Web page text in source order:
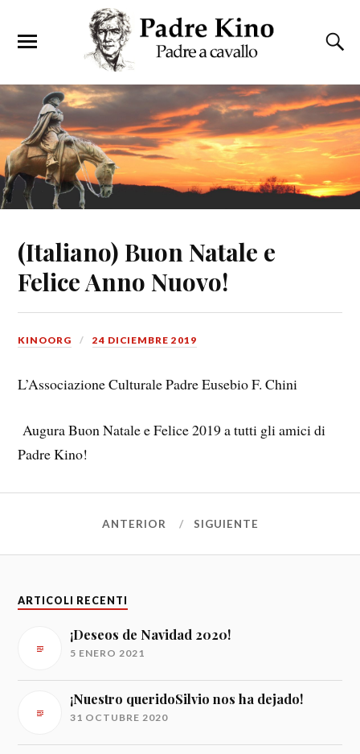
(Italiano) Buon Natale e
Felice Anno Nuovo!
KINOORG 24 DICIEMBRE 2019
L’Associazione Culturale Padre Eusebio F. Chini
Augura Buon Natale e Felice 2019 a tutti gli amici di
Padre Kino!
ANTERIOR SIGUIENTE
ARTICOLI RECENTI
¡Deseos de Navidad 2020!
5 ENERO 2021
¡Nuestro queridoSilvio nos ha dejado!
31 OCTUBRE 2020